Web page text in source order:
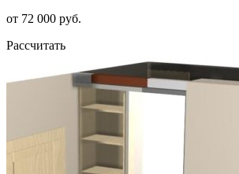
от 72 000 руб.
Рассчитать